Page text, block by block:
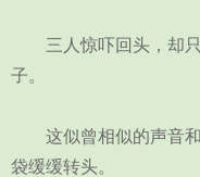
三人惊吓回头，却只
子。
这似曾相似的声音和
袋缓缓转头。